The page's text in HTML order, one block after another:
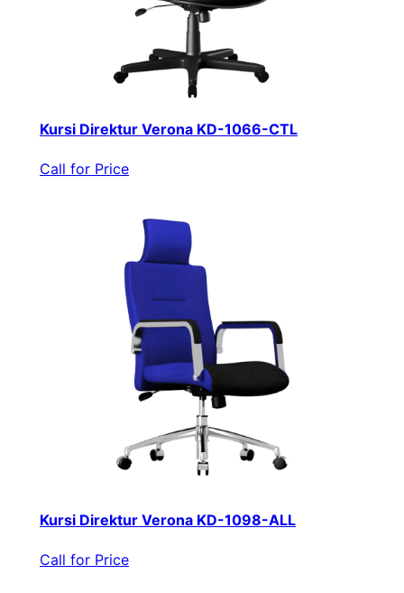
Kursi Direktur Verona KD-1066-CTL
Call for Price
Kursi Direktur Verona KD-1098-ALL
Call for Price